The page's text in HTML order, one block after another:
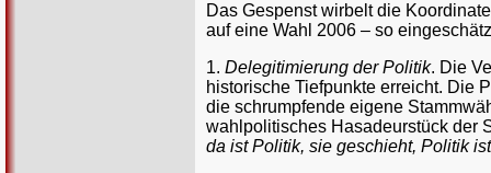
Das Gespenst wirbelt die
auf eine Wahl 2006 – so
1. Delegitimierung der Politik. Die
historische Tiefpunkte erreicht. Die
die schrumpfende eigene
wahlpolitisches Hasadeurstück der
da ist Politik, sie geschieht, Politik